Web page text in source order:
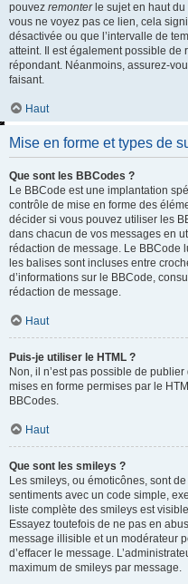
pouvez remonterle sujet en haut du
vous ne voyez pas ce lien, cela
désactivée ou que l’intervalle de
atteint. Il est également possible de
répondant. Néanmoins, assurez-
faisant.
Haut
Mise en forme et types de
Que sont les BBCodes ?
Le BBCode est une implantation
contrôle de mise en forme des
décider si vous pouvez utiliser les
dans chacun de vos messages en
rédaction de message. Le BBCode
les balises sont incluses entre
d’informations sur le BBCode,
rédaction de message.
Haut
Puis-je utiliser le HTML ?
Non, il n’est pas possible de
mises en forme permises par le
BBCodes.
Haut
Que sont les smileys ?
Les smileys, ou émoticônes, sont
sentiments avec un code simple,
liste complète des smileys est
Essayez toutefois de ne pas en
message illisible et un modérateur
d’effacer le message.
maximum de smileys par message.